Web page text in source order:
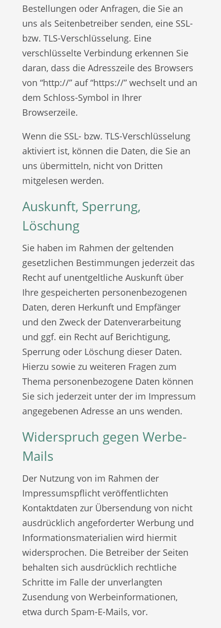
Bestellungen oder Anfragen, die Sie an
uns als Seitenbetreiber senden, eine SSL-
bzw. TLS-Verschlüsselung. Eine
verschlüsselte Verbindung erkennen Sie
daran, dass die Adresszeile des Browsers
von “http://” auf “https://” wechselt und an
dem Schloss-Symbol in Ihrer
Browserzeile.
Wenn die SSL- bzw. TLS-Verschlüsselung
aktiviert ist, können die Daten, die Sie an
uns übermitteln, nicht von Dritten
mitgelesen werden.
Auskunft, Sperrung,
Löschung
Sie haben im Rahmen der geltenden
gesetzlichen Bestimmungen jederzeit das
Recht auf unentgeltliche Auskunft über
Ihre gespeicherten personenbezogenen
Daten, deren Herkunft und Empfänger
und den Zweck der Datenverarbeitung
und ggf. ein Recht auf Berichtigung,
Sperrung oder Löschung dieser Daten.
Hierzu sowie zu weiteren Fragen zum
Thema personenbezogene Daten können
Sie sich jederzeit unter der im Impressum
angegebenen Adresse an uns wenden.
Widerspruch gegen Werbe-
Mails
Der Nutzung von im Rahmen der
Impressumspflicht veröffentlichten
Kontaktdaten zur Übersendung von nicht
ausdrücklich angeforderter Werbung und
Informationsmaterialien wird hiermit
widersprochen. Die Betreiber der Seiten
behalten sich ausdrücklich rechtliche
Schritte im Falle der unverlangten
Zusendung von Werbeinformationen,
etwa durch Spam-E-Mails, vor.